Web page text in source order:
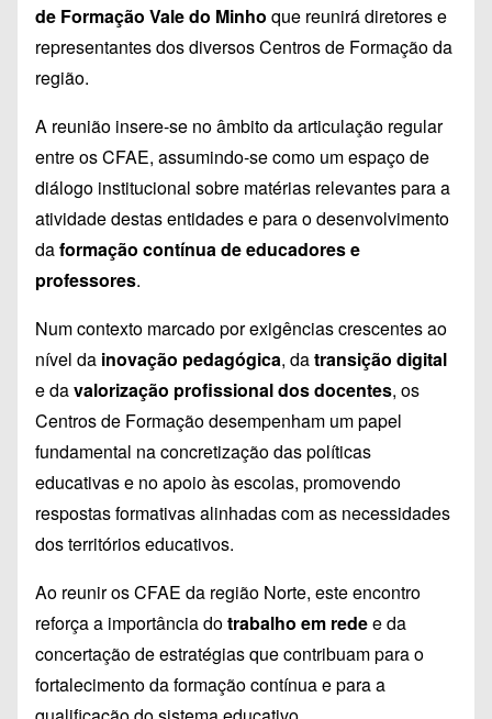
de Formação Vale do Minho que reunirá diretores e
representantes dos diversos Centros de Formação da
região.
A reunião insere-se no âmbito da articulação regular
entre os CFAE, assumindo-se como um espaço de
diálogo institucional sobre matérias relevantes para a
atividade destas entidades e para o desenvolvimento
daformação contínua de educadores e
professores.
Num contexto marcado por exigências crescentes ao
nível da inovação pedagógica, datransição digital
e davalorização profissional dos docentes, os
Centros de Formação desempenham um papel
fundamental na concretização das políticas
educativas e no apoio às escolas, promovendo
respostas formativas alinhadas com as necessidades
dos territórios educativos.
Ao reunir os CFAE da região Norte, este encontro
reforça a importância dotrabalho em redee da
concertação de estratégias que contribuam para o
fortalecimento da formação contínua e para a